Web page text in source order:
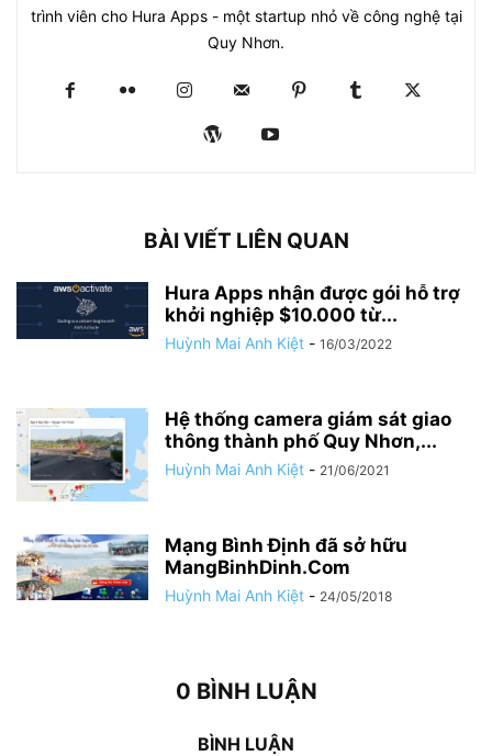
trình viên cho Hura Apps - một startup nhỏ về công nghệ tại
Quy Nhơn.
BÀI VIẾT LIÊN QUAN
Hura Apps nhận được gói hỗ trợ
khởi nghiệp $10.000 từ...
Huỳnh Mai Anh Kiệt - 16/03/2022
Hệ thống camera giám sát giao
thông thành phố Quy Nhơn,...
Huỳnh Mai Anh Kiệt - 21/06/2021
Mạng Bình Định đã sở hữu
MangBinhDinh.Com
Huỳnh Mai Anh Kiệt - 24/05/2018
0 BÌNH LUẬN
BÌNH LUẬN